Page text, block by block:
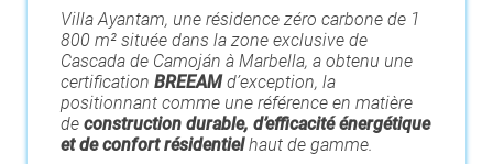
Villa Ayantam, une résidence zéro carbone de 1
800 m² située dans la zone exclusive de
Cascada de Camoján à Marbella, a obtenu une
certification BREEAMd’exception, la
positionnant comme une référence en matière
de construction durable, d’efficacité énergétique
et de confort résidentielhaut de gamme.